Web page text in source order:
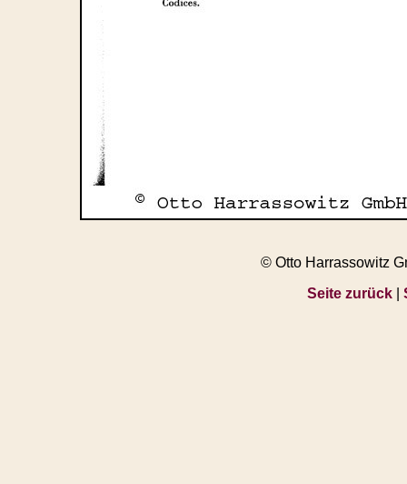
© Otto Harrassowitz
Seite zurück|